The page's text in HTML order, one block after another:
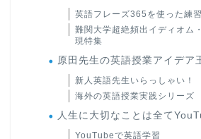
英語フレーズ365を使った練
難関大学超絶頻出イディオム
現特集
原田先生の英語授業アイデア
新人英語先生いらっしゃい！
海外の英語授業実践シリーズ
人生に大切なことは全て
YouTubeで英語学習